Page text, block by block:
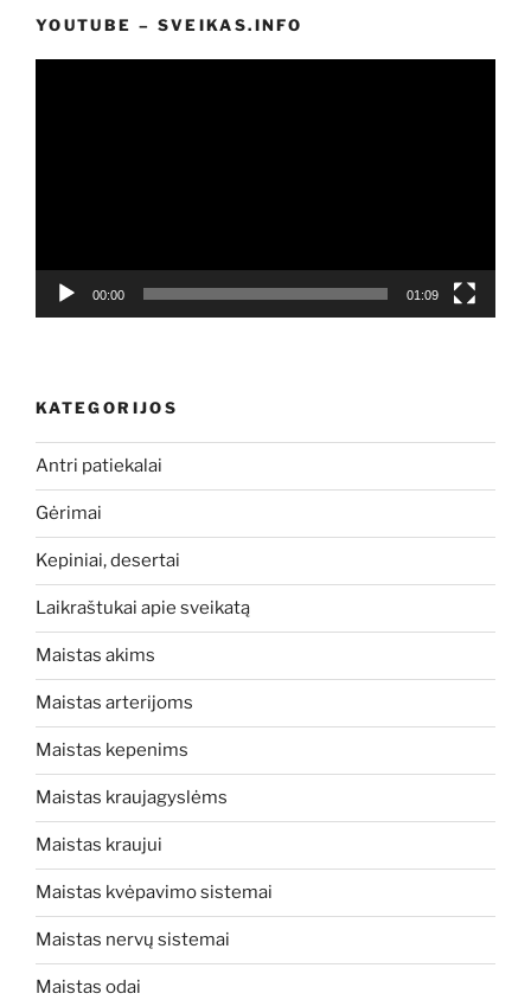
YOUTUBE – SVEIKAS.INFO
00:00 01:09
KATEGORIJOS
Antri patiekalai
Gėrimai
Kepiniai, desertai
Laikraštukai apie sveikatą
Maistas akims
Maistas arterijoms
Maistas kepenims
Maistas kraujagyslėms
Maistas kraujui
Maistas kvėpavimo sistemai
Maistas nervų sistemai
Maistas odai